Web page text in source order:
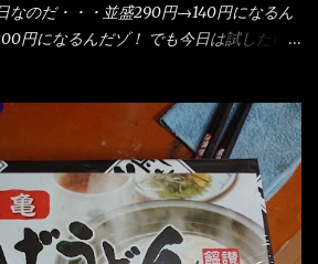
なのだ・・・並盛290円→140円になるん
円になるんだゾ！ でも今日は試したい
べきるまで湯に浸かっているわけで、最
いうかコシが違う！ だったら湯なんか要
げ直後の麺だけいいよ！となるでしょ
たら、やっぱり＜湯無し＞注文は、裏注
。 それと店員によっては、理解出来ない
そこでランチ混雑前に、行くのが店への